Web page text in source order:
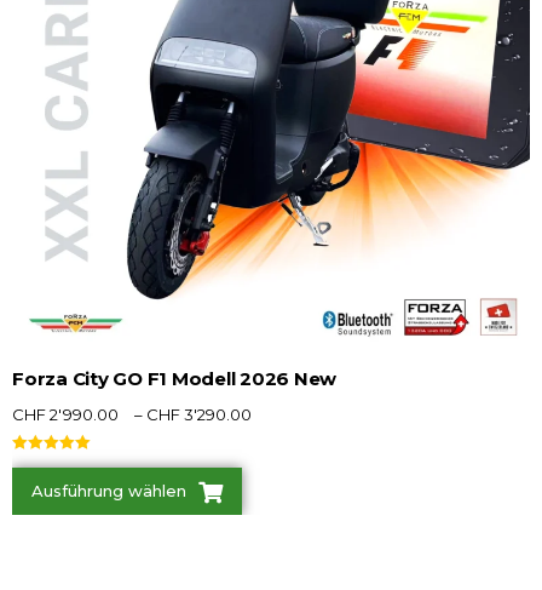
Forza City GO F1 Modell 2026 New
CHF2'990.00 – CHF3'290.00
Bewertet mit
Ausführung wählen